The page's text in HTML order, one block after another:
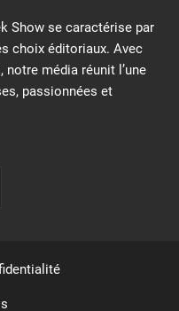
Show se caractérise par
choix éditoriaux. Avec
média réunit l’une
passionnées et